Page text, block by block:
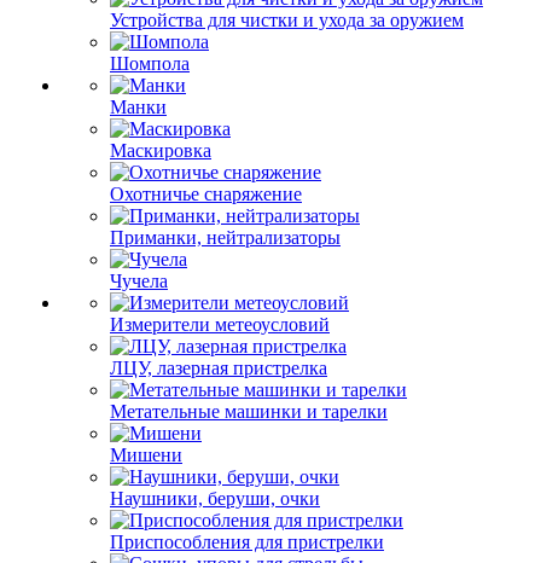
Устройства для чистки и ухода за оружием
Шомпола
Манки
Маскировка
Охотничье снаряжение
Приманки, нейтрализаторы
Чучела
Измерители метеоусловий
ЛЦУ, лазерная пристрелка
Метательные машинки и тарелки
Мишени
Наушники, беруши, очки
Приспособления для пристрелки